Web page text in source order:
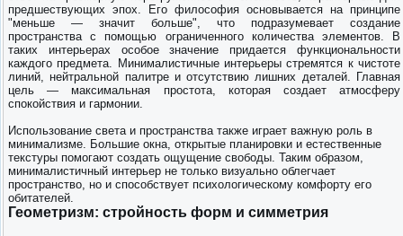
предшествующих эпох. Его философия основывается на принципе
"меньше — значит больше", что подразумевает создание
пространства с помощью ограниченного количества элементов. В
таких интерьерах особое значение придается функциональности
каждого предмета. Минималистичные интерьеры стремятся к чистоте
линий, нейтральной палитре и отсутствию лишних деталей. Главная
цель — максимальная простота, которая создает атмосферу
спокойствия и гармонии.
Использование света и пространства также играет важную роль в
минимализме. Большие окна, открытые планировки и естественные
текстуры помогают создать ощущение свободы. Таким образом,
минималистичный интерьер не только визуально облегчает
пространство, но и способствует психологическому комфорту его
обитателей.
Геометризм: стройность форм и симметрия